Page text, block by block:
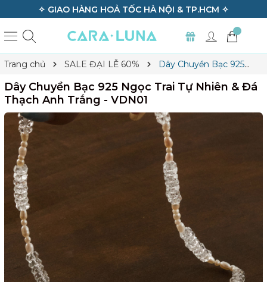
✧ GIAO HÀNG HOẢ TỐC HÀ NỘI &
Trang chủ SALE ĐẠI LỄ 60%
Dây Chuyền Bạc 925
Dây Chuyền Bạc 925 Ngọc Trai Tự Nhiên & Đá
Thạch Anh Trắng - VDN01